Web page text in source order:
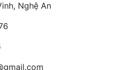
Nghệ An